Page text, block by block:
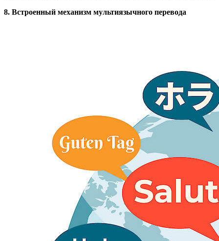
8. Встроенный механизм мультиязычного перевода